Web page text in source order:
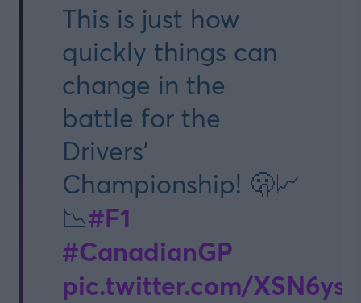
This is just how
quickly things can
change in the
battle for the
Drivers'
Championship! 🫢📈
📉#F1
#CanadianGP
pic.twitter.com/